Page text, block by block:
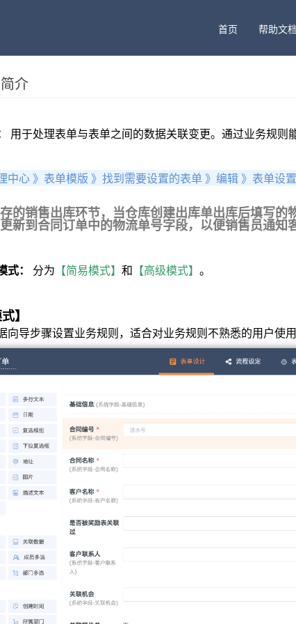
首页 帮助文
介
用于处理表单与表单之间的数据关联变更。通过业务规
中心 》表单模版 》找到需要设置的表单 》编辑 》表单设
的销售出库环节，当仓库创建出库单出库后填写
新到合同订单中的物流单号字段，以便销售员通知
式： 分为 【简易模式】 和 【高级模式】 。
】
向导步骤设置业务规则，适合对业务规则不熟悉的用户使